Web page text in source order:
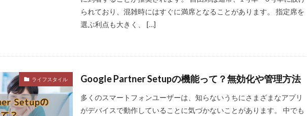
られており、混雑時にはすぐに満席となることがあります。 指定席を
選ぶ利点も大きく、 […]
ライフスタイル Google Partner Setupの機能って？無効化や管理方法
多くのスマートフォンユーザーは、知らないうちにさまざまなアプリ
がデバイスで動作していることに気づかないことがあります。 中でも